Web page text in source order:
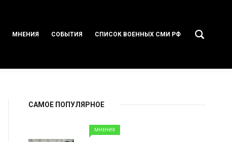
МНЕНИЯ СОБЫТИЯ СПИСОК ВОЕННЫХ СМИ РФ
САМОЕ ПОПУЛЯРНОЕ
МНЕНИЯ